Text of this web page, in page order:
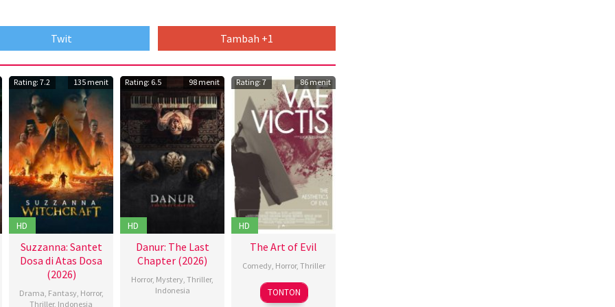
Twit
Tambah +1
Rating: 7.2 135 menit
HD
Suzzanna: Santet
Dosa di Atas Dosa
(2026)
Drama, Fantasy, Horror,
Thriller, Indonesia
Rating: 6.5 98 menit
HD
Danur: The Last
Chapter (2026)
Horror, Mystery, Thriller,
Indonesia
Rating: 7 86 menit
HD
The Art of Evil
Comedy, Horror, Thriller
TONTON